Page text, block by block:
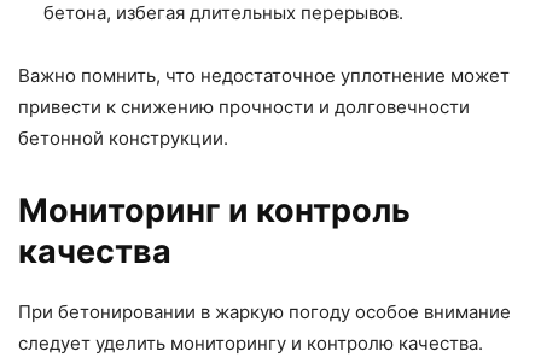
бетона, избегая длительных перерывов.
Важно помнить, что недостаточное уплотнение может
привести к снижению прочности и долговечности
бетонной конструкции.
Мониторинг и контроль
качества
При бетонировании в жаркую погоду особое внимание
следует уделить мониторингу и контролю качества.